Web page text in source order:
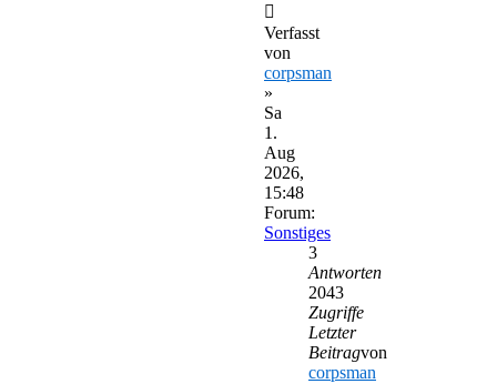
Verfasst
von
corpsman
»
Sa
1.
Aug
2026,
15:48
Forum:
Sonstiges
3
Antworten
2043
Zugriffe
Letzter
Beitragvon
corpsman